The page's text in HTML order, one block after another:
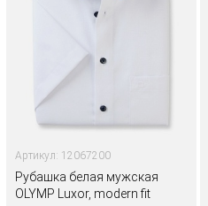
Артикул: 12067200
Рубашка белая мужская
OLYMP Luxor, modern fit